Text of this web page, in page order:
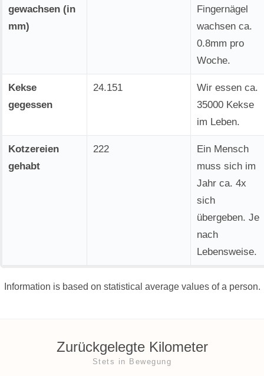
gewachsen (in
mm)
Fingernägel
wachsen ca.
0.8mm pro
Woche.
Kekse
gegessen
24.151
Wir essen ca.
35000 Kekse
im Leben.
Kotzereien
gehabt
222
Ein Mensch
muss sich im
Jahr ca. 4x
sich
übergeben. Je
nach
Lebensweise.
Information is based on statistical average values of a person.
Zurückgelegte Kilometer
Stets in Bewegung